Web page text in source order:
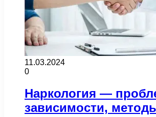
11.03.2024
0
Наркология —
зависимости,